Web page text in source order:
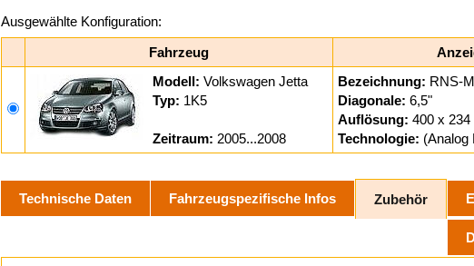
Ausgewählte Konfiguration:
Fahrzeug
Modell: Volkswagen Jetta
Typ: 1K5
Zeitraum: 2005...2008
Bezeichnung: RNS-
Diagonale: 6,5"
Auflösung: 400 x 234
Technologie: (Analog
Technische Daten Fahrzeugspezifische Infos Zubehör